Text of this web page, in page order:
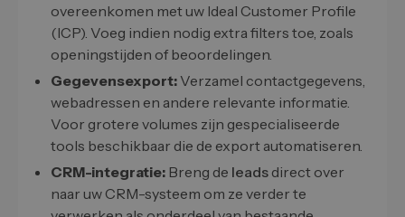
overeenkomen met uw Ideal Customer Profile
(ICP). Voeg indien nodig extra filters toe, zoals
openingstijden of beoordelingen.
Gegevensexport: Verzamel contactgegevens,
webadressen en andere relevante informatie.
Voor grotere volumes zijn gespecialiseerde
tools beschikbaar die de export automatiseren.
CRM-integratie: Breng de leads direct over
naar uw CRM-systeem om ze verder te